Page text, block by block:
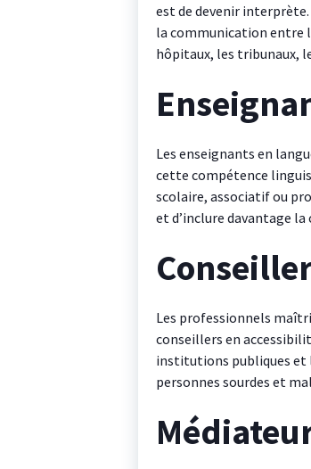
est de devenir
la communication entre
hôpitaux, les tribunaux,
Les enseignants en
cette compétence
scolaire, associatif ou
et d’inclure davantage
Les professionnels
conseillers en
institutions publiques et
personnes sourdes et